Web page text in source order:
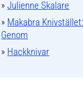
»Julienne Skalare
» Makabra
Genom
» Hackknivar